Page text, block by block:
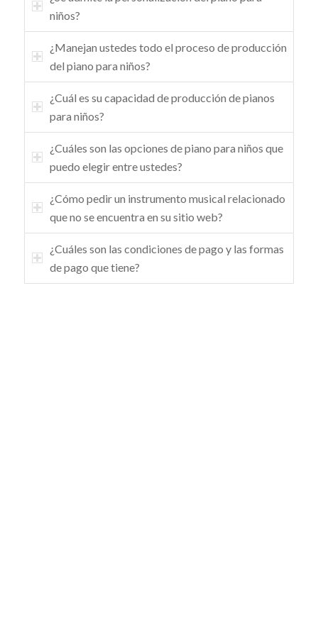
niños?
¿Manejan ustedes todo el proceso de producción
del piano para niños?
¿Cuál es su capacidad de producción de pianos
para niños?
¿Cuáles son las opciones de piano para niños que
puedo elegir entre ustedes?
¿Cómo pedir un instrumento musical relacionado
que no se encuentra en su sitio web?
¿Cuáles son las condiciones de pago y las formas
de pago que tiene?